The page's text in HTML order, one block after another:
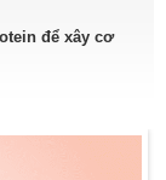
để xây cơ